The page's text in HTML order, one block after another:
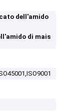
dell'amido
di mais